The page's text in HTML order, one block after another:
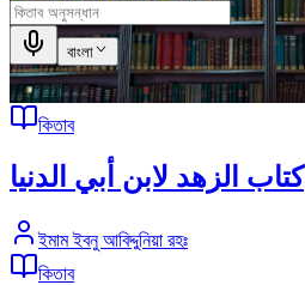
বাংলা
কিতাব
كتاب الزهد لابن أبي الدنيا
ইমাম ইবনু আবিদ্দুনিয়া রহঃ
কিতাব